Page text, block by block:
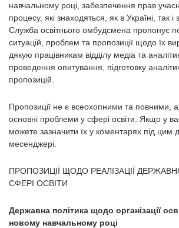
навчальному році, забезпечення прав
процесу, які знаходяться, як в Україні, так і
Служба освітнього омбудсмена пропонує
ситуацій, проблем та пропозиції щодо їх
дякую працівникам відділу медіа та
проведення опитування, підготовку
пропозицій.
Пропозиції не є всеохопними та повними,
основні проблеми у сфері освіти. Якщо у
можете зазначити їх у коментарях під цим
месенджері.
ПРОПОЗИЦІЇ ЩОДО РЕАЛІЗАЦІЇ
СФЕРІ ОСВІТИ
Державна політика щодо організації
новому навчальному році